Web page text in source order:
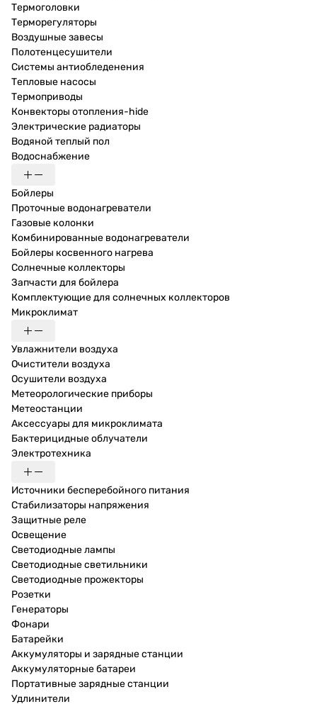
Термоголовки
Терморегуляторы
Воздушные завесы
Полотенцесушители
Системы антиобледенения
Тепловые насосы
Термоприводы
Конвекторы отопления-hide
Электрические радиаторы
Водяной теплый пол
Водоснабжение
Бойлеры
Проточные водонагреватели
Газовые колонки
Комбинированные водонагреватели
Бойлеры косвенного нагрева
Солнечные коллекторы
Запчасти для бойлера
Комплектующие для солнечных коллекторов
Микроклимат
Увлажнители воздуха
Очистители воздуха
Осушители воздуха
Метеорологические приборы
Метеостанции
Аксессуары для микроклимата
Бактерицидные облучатели
Электротехника
Источники бесперебойного питания
Стабилизаторы напряжения
Защитные реле
Освещение
Светодиодные лампы
Светодиодные светильники
Светодиодные прожекторы
Розетки
Генераторы
Фонари
Батарейки
Аккумуляторы и зарядные станции
Аккумуляторные батареи
Портативные зарядные станции
Удлинители